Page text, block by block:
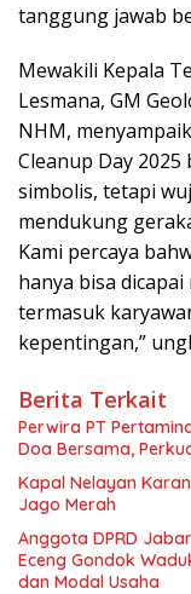
tanggung jawab
Mewakili Kepala
Lesmana, GM
NHM,
Cleanup Day
simbolis, tetapi
mendukung
Kami percaya
hanya bisa
termasuk
kepentingan,”
Berita Terkait
Perwira PT
Doa Bersama,
Kapal Nelayan
Jago Merah
Anggota DPRD
Eceng Gondok
dan Modal Usaha